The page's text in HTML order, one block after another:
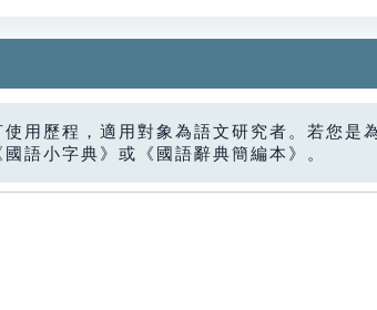
用歷程，適用對象為語文研究者。若您是
語小字典》或《國語辭典簡編本》。